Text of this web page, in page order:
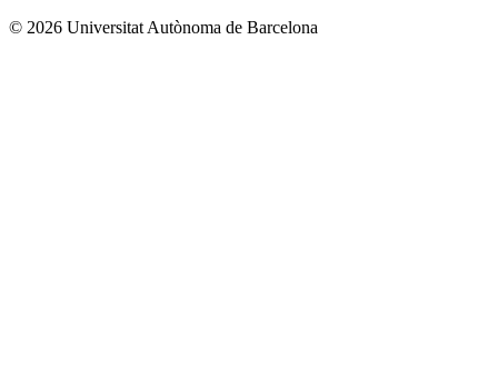
© 2026 Universitat Autònoma de Barcelona